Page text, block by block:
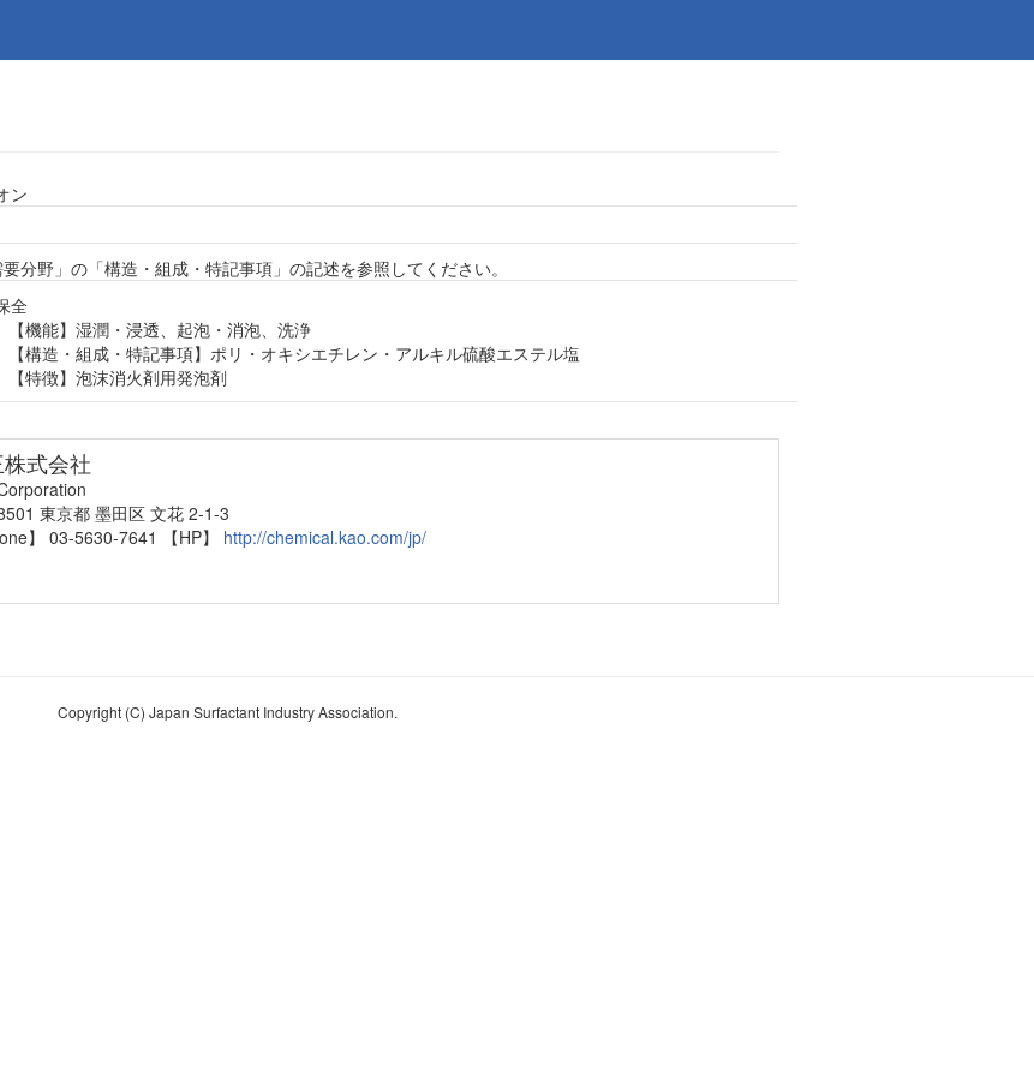
ン
分野」の「構造・組成・特記事項」の記述を参照してください。
全
【機能】湿潤・浸透、起泡・消泡、洗浄
【構造・組成・特記事項】ポリ・オキシエチレン・アルキル硫酸エステル塩
【特徴】泡沫消火剤用発泡剤
式会社
東京都 墨田区 文花 2-1-3
】 03-5630-7641
【HP】 http://chemical.kao.com/jp/
Copyright (C) Japan Surfactant Industry Association.